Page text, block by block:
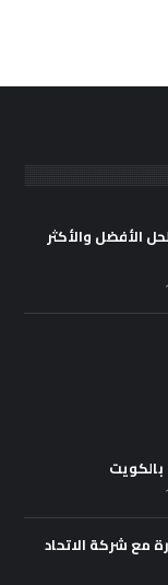
الأفضل والأكثر
بالكويت
مع شركة الاتحاد